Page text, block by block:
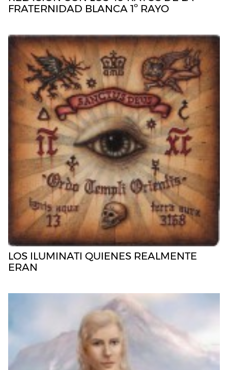
FRATERNIDAD BLANCA 1º RAYO
LOS ILUMINATI QUIENES REALMENTE
ERAN